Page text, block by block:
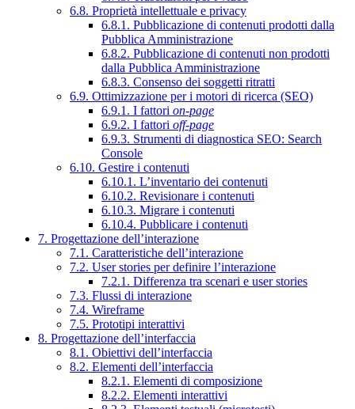
6.8. Proprietà intellettuale e privacy
6.8.1. Pubblicazione di contenuti prodotti dalla
Pubblica Amministrazione
6.8.2. Pubblicazione di contenuti non prodotti
dalla Pubblica Amministrazione
6.8.3. Consenso dei soggetti ritratti
6.9. Ottimizzazione per i motori di ricerca (SEO)
6.9.1. I fattori on-page
6.9.2. I fattori off-page
6.9.3. Strumenti di diagnostica SEO: Search
Console
6.10. Gestire i contenuti
6.10.1. L’inventario dei contenuti
6.10.2. Revisionare i contenuti
6.10.3. Migrare i contenuti
6.10.4. Pubblicare i contenuti
7. Progettazione dell’interazione
7.1. Caratteristiche dell’interazione
7.2. User stories per definire l’interazione
7.2.1. Differenza tra scenari e user stories
7.3. Flussi di interazione
7.4. Wireframe
7.5. Prototipi interattivi
8. Progettazione dell’interfaccia
8.1. Obiettivi dell’interfaccia
8.2. Elementi dell’interfaccia
8.2.1. Elementi di composizione
8.2.2. Elementi interattivi